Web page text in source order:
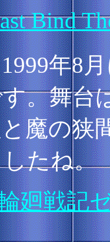
Bind
年8月
。舞台
魔の狭
たね。
廻戦記